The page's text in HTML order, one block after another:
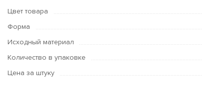
Цвет товара
Форма
Исходный материал
Количество в упаковке
Цена за штуку